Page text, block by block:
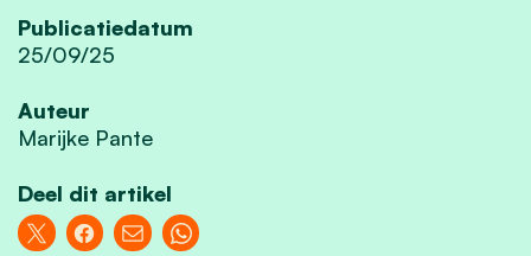
Publicatiedatum
25/09/25
Auteur
Marijke Pante
Deel dit artikel